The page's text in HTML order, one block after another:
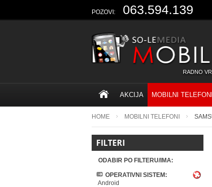
POZOVI: 063.594.139
RADNO
AKCIJA MOBILNI TELEFONI
HOME MOBILNI TELEFONI
FILTERI
ODABIR PO FILTERU/IMA:
OPERATIVNI SISTEM:
Android